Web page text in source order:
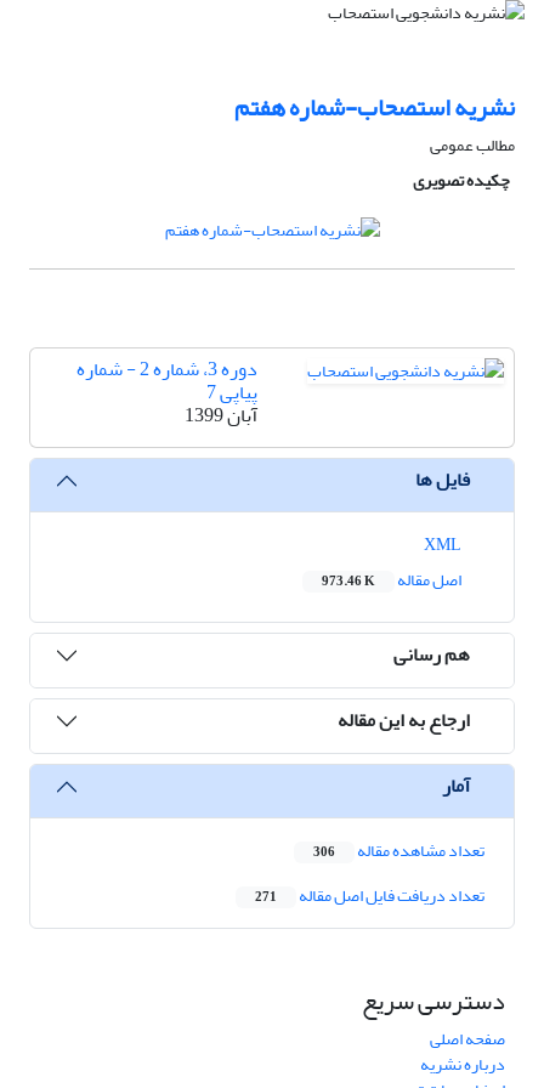
نشریه استصحاب-شماره هفتم
مطالب عمومی
چکیده تصویری
دوره 3، شماره 2 - شماره
پیاپی 7
آبان 1399
فایل ها
اصل مقاله
973.46 K
هم رسانی
ارجاع به این مقاله
آمار
تعداد مشاهده مقاله 306
تعداد دریافت فایل اصل مقاله 271
دسترسی سریع
صفحه اصلی
درباره نشریه